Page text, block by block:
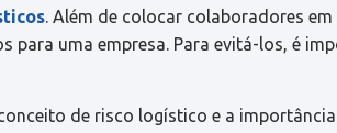
. Além de colocar colaboradores
para uma empresa. Para evitá-los, é
de risco logístico e a